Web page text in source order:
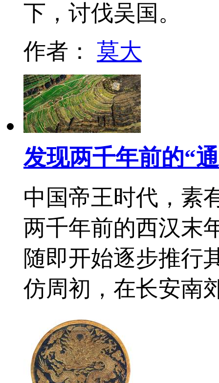
下，讨伐吴国。
作者： 莫大
发现两千年前的“
中国帝王时代，素
两千年前的西汉末
随即开始逐步推行
仿周初，在长安